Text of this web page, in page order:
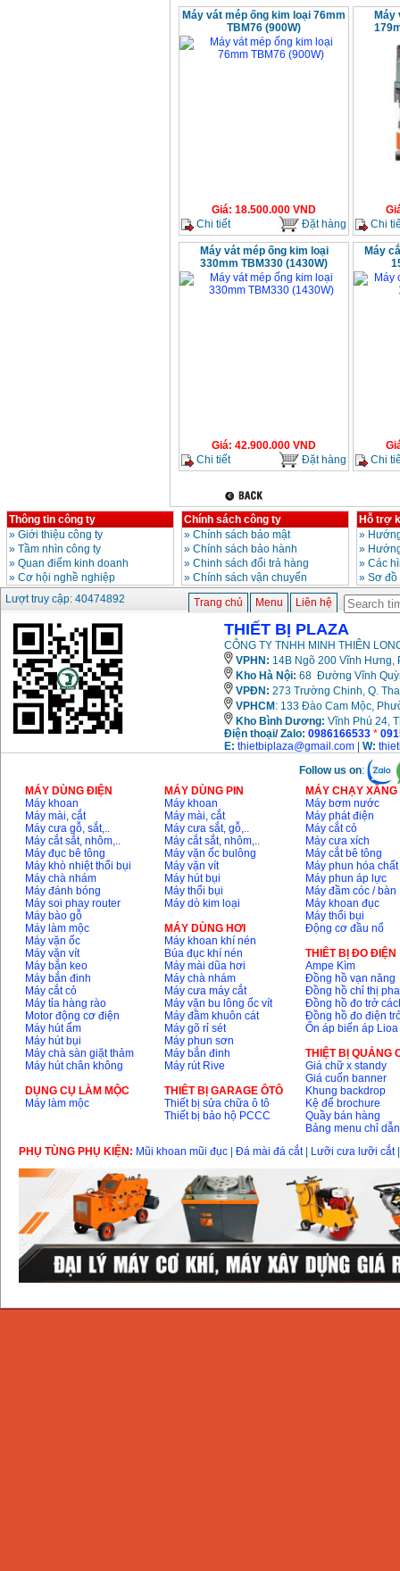
Máy vát mép ống kim loại 76mm
TBM76 (900W)
Giá: 18.500.000 VND
Chi tiết
Đặt hàng
Máy
Chi
Máy vát mép ống kim loại
330mm TBM330 (1430W)
Giá: 42.900.000 VND
Chi tiết
Đặt hàng
Máy
Chi
Thông tin công ty
» Giới thiệu công ty
» Tầm nhìn công ty
» Quan điểm kinh doanh
» Cơ hội nghề nghiệp
Chính sách công ty
» Chính sách bảo mật
» Chính sách bảo hành
» Chinh sách đổi trả hàng
» Chính sách vận chuyển
Hỗ trợ
»
»
» Các
» Sơ
Lượt truy cập: 40474892
Trang chủ Menu Liên hệ
THIẾT BỊ PLAZA
CÔNG TY TNHH MINH THIÊN
VPHN: 14B Ngõ 200 Vĩnh Hưng,
Kho Hà Nội: 68 Đường Vĩnh
VPĐN: 273 Trường Chinh, Q.
VPHCM : 133 Đào Cam Mộc,
Kho Bình Dương: Vĩnh Phú 24,
Điện thoại/ Zalo: 0986166533 *
E: thietbiplaza@gmail.com W:
Follow us on:
MÁY DÙNG ĐIỆN
Máy khoan
Máy mài, cắt
Máy cưa gỗ, sắt,..
Máy cắt sắt, nhôm,..
Máy đục bê tông
Máy khò nhiệt thổi bụi
Máy chà nhám
Máy đánh bóng
Máy soi phay router
Máy bào gỗ
Máy làm mộc
Máy vặn ốc
Máy vặn vít
Máy bắn keo
Máy bắn đinh
Máy cắt cỏ
Máy tỉa hàng rào
Motor động cơ điện
Máy hút ẩm
Máy hút bụi
Máy chà sàn giặt thảm
Máy hút chân không
DỤNG CỤ LÀM MỘC
Máy làm mộc
MÁY DÙNG PIN
Máy khoan
Máy mài, cắt
Máy cưa sắt, gỗ,..
Máy cắt sắt, nhôm,..
Máy vặn ốc bulông
Máy vặn vít
Máy hút bụi
Máy thổi bụi
Máy dò kim loại
MÁY DÙNG HƠI
Máy khoan khí nén
Búa đục khí nén
Máy mài dũa hơi
Máy chà nhám
Máy cưa máy cắt
Máy vặn bu lông ốc vít
Máy đầm khuôn cát
Máy gõ rỉ sét
Máy phun sơn
Máy bắn đinh
Máy rút Rive
THIÊT BỊ GARAGE ÔTÔ
Thiết bị sửa chữa ô tô
Thiết bị bảo hộ PCCC
MÁY CHẠY
Máy bơm nước
Máy phát điện
Máy cắt cỏ
Máy cưa xích
Máy cắt bê tông
Máy phun hóa chất
Máy phun áp lực
Máy đầm cóc / bàn
Máy khoan đục
Máy thổi bụi
Động cơ đầu nổ
THIÊT BỊ ĐO ĐIỆN
Ampe Kìm
Đồng hồ vạn năng
Đồng hồ chỉ thị pha
Đồng hồ đo trở
Đồng hồ đo điện
Ổn áp biến áp Lioa
THIỆT BỊ QUẢNG
Giá chữ x standy
Giá cuốn banner
Khung backdrop
Kệ để brochure
Quầy bán hàng
Bảng menu chỉ dẫn
PHỤ TÙNG PHỤ KIỆN: Mũi khoan mũi đục Đá mài đá cắt| Lưỡi cưa lưỡi cắt